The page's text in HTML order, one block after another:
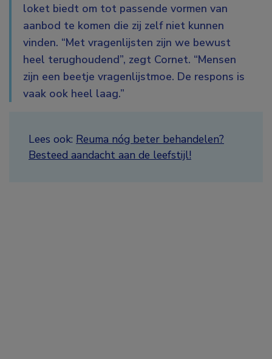
loket biedt om tot passende vormen van
aanbod te komen die zij zelf niet kunnen
vinden. “Met vragenlijsten zijn we bewust
heel terughoudend”, zegt Cornet. “Mensen
zijn een beetje vragenlijstmoe. De respons is
vaak ook heel laag.”
Lees ook: Reuma nóg beter behandelen?
Besteed aandacht aan de leefstijl!